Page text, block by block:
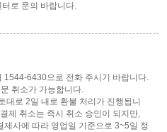
로 문의 바랍니다.
1544-6430으로 전화 주시기 바랍니다.
취소가 가능합니다.
대로 2일 내로 환불 처리가 진행됩니
제 취소는 즉시 취소 승인이 되지만,
제사에 따라 영업일 기준으로 3~5일 정